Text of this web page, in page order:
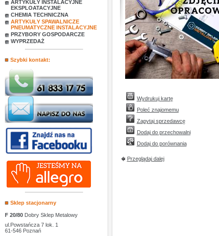
ARTYKUŁY INSTALACYJNE
EKSPLOATACYJNE
CHEMIA TECHNICZNA
ARTYKUŁY SPAWALNICZE
PNEUMATYCZNE INSTALACYJNE
PRZYBORY GOSPODARCZE
WYPRZEDAŻ
Szybki kontakt:
Sklep stacjonarny
F 20/80 Dobry Sklep Metalowy
ul.Powstańcza 7 lok. 1
61-546 Poznań
Wydrukuj kartę
Poleć znajomemu
Zapytaj sprzedawcę
Dodaj do przechowalni
Dodaj do porównania
Przeglądaj dalej